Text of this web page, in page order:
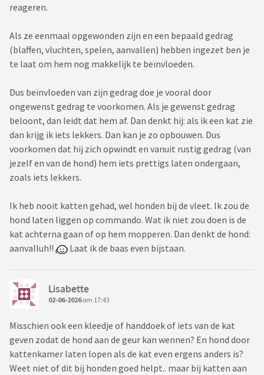
reageren.
Als ze eenmaal opgewonden zijn en een bepaald gedrag
(blaffen, vluchten, spelen, aanvallen) hebben ingezet ben je
te laat om hem nog makkelijk te beïnvloeden.
Dus beïnvloeden van zijn gedrag doe je vooral door
ongewenst gedrag te voorkomen. Als je gewenst gedrag
beloont, dan leidt dat hem af. Dan denkt hij: als ik een kat zie
dan krijg ik iets lekkers. Dan kan je zo opbouwen. Dus
voorkomen dat hij zich opwindt en vanuit rustig gedrag (van
jezelf en van de hond) hem iets prettigs laten ondergaan,
zoals iets lekkers.
Ik heb nooit katten gehad, wel honden bij de vleet. Ik zou de
hond laten liggen op commando. Wat ik niet zou doen is de
kat achterna gaan of op hem mopperen. Dan denkt de hond:
aanvalluh!!
Laat ik de baas even bijstaan.
Lisabette
02-06-2026om 17:43
Misschien ook een kleedje of handdoek of iets van de kat
geven zodat de hond aan de geur kan wennen? En hond door
kattenkamer laten lopen als de kat even ergens anders is?
Weet niet of dit bij honden goed helpt.. maar bij katten aan